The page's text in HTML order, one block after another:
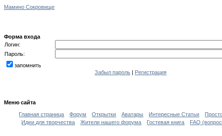
Мамино Сокровище
Форма входа
Логин:
Пароль:
запомнить
Забыл пароль | Регистрация
Меню сайта
Главная страница
Форум Открытки Аватары Интересные Статьи
Идеи для творчества
Жители нашего форума Гостевая книга FAQ